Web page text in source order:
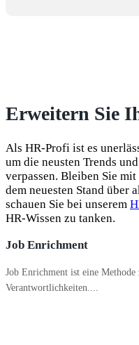
Erweitern Sie
Als HR-Profi ist es
um die neusten Trends
verpassen. Bleiben Sie
dem neuesten Stand über
schauen Sie bei unserem
HR-Wissen zu tanken.
Job Enrichment
Job Enrichment ist eine
Verantwortlichkeiten....